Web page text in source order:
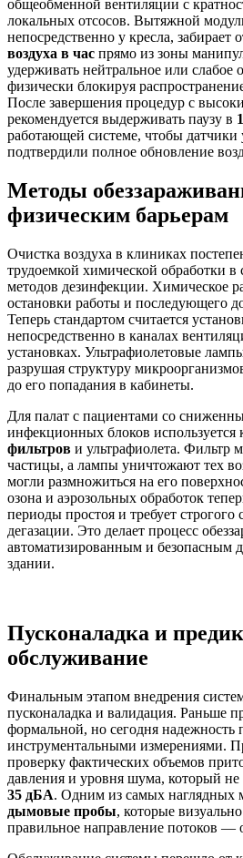
общеобменной вентиляции с
локальных отсосов. Вытяжной
непосредственно у кресла, забирает
воздуха в час прямо из зоны
удерживать нейтральное или слабое
физически блокируя
После завершения процедур с
рекомендуется выдерживать паузу в
работающей системе, чтобы датчики
подтвердили полное обновление
Методы
физическим барьерам
Очистка воздуха в клиниках
трудоемкой химической обработки в
методов дезинфекции. Химическое
остановки работы и последующего
Теперь стандартом считается
непосредственно в каналах
установках. Ультрафиолетовые
разрушая структуру
до его попадания в кабинеты.
Для палат с пациентами со
инфекционных блоков используется
фильтров и ультрафиолета. Фильтр
частицы, а лампы уничтожают тех
могли размножиться на его
озона и аэрозольных обработок
периоды простоя и требует строгого
дегазации. Это делает процесс
автоматизированным и безопасным
здании.
Пусконаладка и
обслуживание
Финальным этапом внедрения
пусконаладка и валидация. Раньше
формальной, но сегодня надежность
инструментальными измерениями.
проверку фактических объемов
давления и уровня шума, который
35 дБА. Одним из самых наглядных
дымовые пробы, которые
правильное направление потоков —